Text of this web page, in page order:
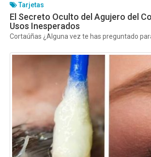
Tarjetas
El Secreto Oculto del Agujero del
Usos Inesperados
Cortaúñas ¿Alguna vez te has preguntado